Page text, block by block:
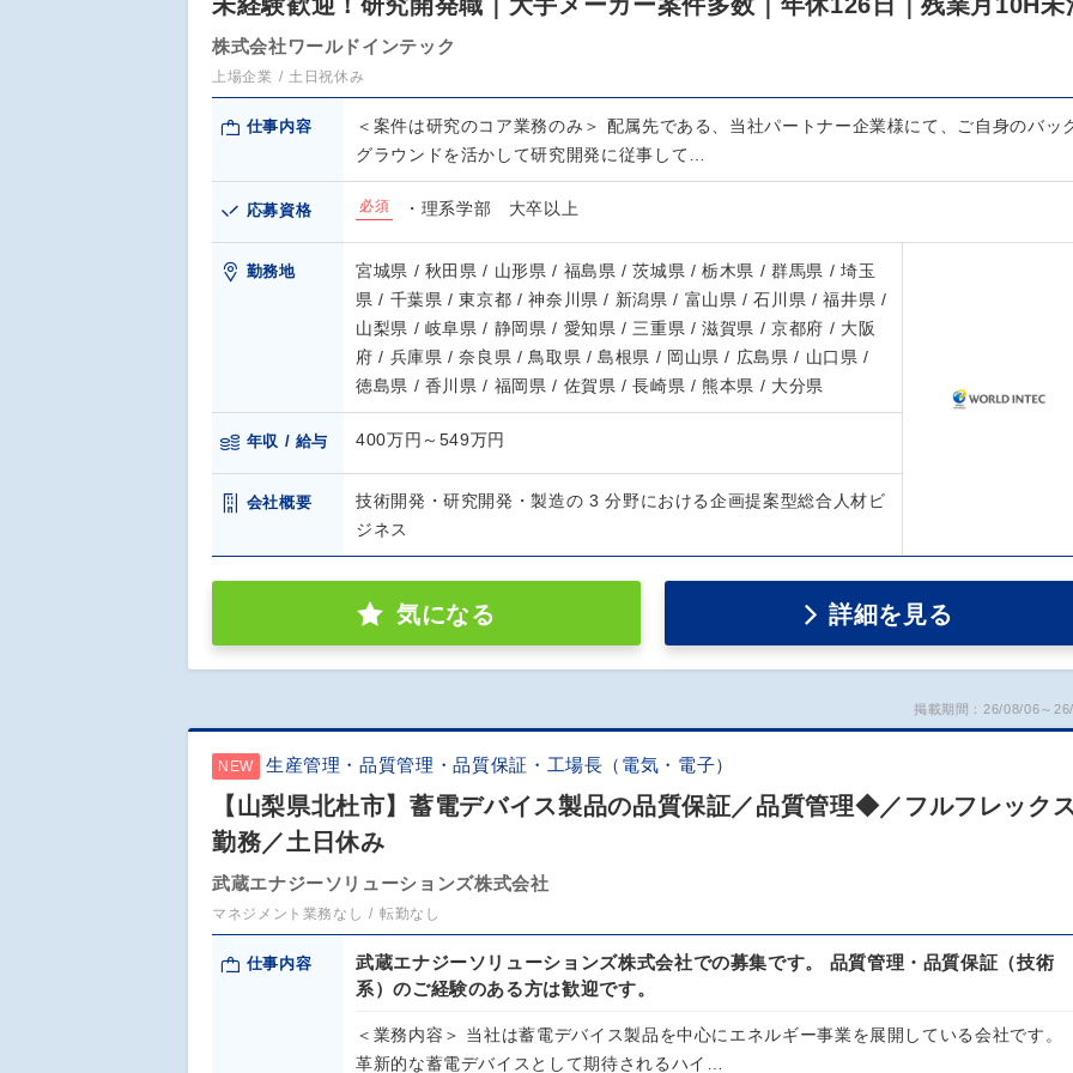
株式会社ワールドインテック
上場企業 土日祝休み
仕事内容
＜案件は研究のコア業務のみ＞ 配属先である、当社パートナー企業様にて、ご自身のバッ
グラウンドを活かして研究開発に従事して…
応募資格 必須 ・理系学部 大卒以上
勤務地
宮城県 / 秋田県 / 山形県 / 福島県 / 茨城県 / 栃木県 / 群馬県 / 埼玉
県 / 千葉県 / 東京都 / 神奈川県 / 新潟県 / 富山県 / 石川県 / 福井県 /
山梨県 / 岐阜県 / 静岡県 / 愛知県 / 三重県 / 滋賀県 / 京都府 / 大阪
府 / 兵庫県 / 奈良県 / 鳥取県 / 島根県 / 岡山県 / 広島県 / 山口県 /
徳島県 / 香川県 / 福岡県 / 佐賀県 / 長崎県 / 熊本県 / 大分県
年収 / 給与 400万円～549万円
会社概要
技術開発・研究開発・製造の 3 分野における企画提案型総合人材ビ
ジネス
気になる 詳細を見る
掲載期間：26/08/06～
NEW 生産管理・品質管理・品質保証・工場長（電気・電子）
【山梨県北杜市】蓄電デバイス製品の品質保証／品質管理◆／フルフレック
勤務／土日休み
武蔵エナジーソリューションズ株式会社
マネジメント業務なし 転勤なし
仕事内容
武蔵エナジーソリューションズ株式会社での募集です。 品質管理・品質保証（技術
系）のご経験のある方は歓迎です。
＜業務内容＞ 当社は蓄電デバイス製品を中心にエネルギー事業を展開している会社です。
革新的な蓄電デバイスとして期待されるハイ…